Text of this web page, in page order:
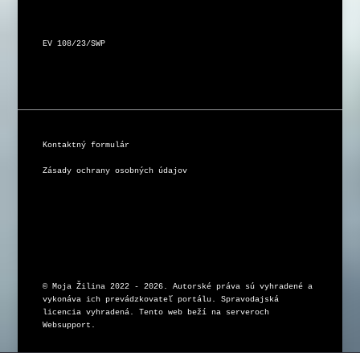
EV 108/23/SWP
Kontaktný formulár
Zásady ochrany osobných údajov
© Moja Žilina 2022 - 2026. Autorské práva sú vyhradené a
vykonáva ich prevádzkovateľ portálu. Spravodajská
licencia vyhradená. Tento web beží na serveroch